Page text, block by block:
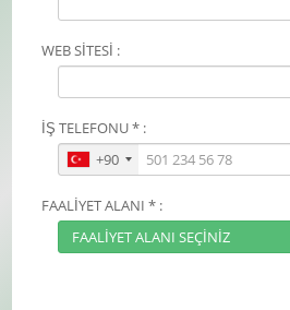
WEB SİTESİ :
İŞ TELEFONU * :
+90
FAALİYET ALANI * :
FAALİYET ALANI SEÇİNİZ